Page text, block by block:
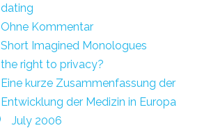
dating
Ohne Kommentar
Short Imagined Monologues
the right to privacy?
Eine kurze Zusammenfassung der
Entwicklung der Medizin in Europa
July 2006